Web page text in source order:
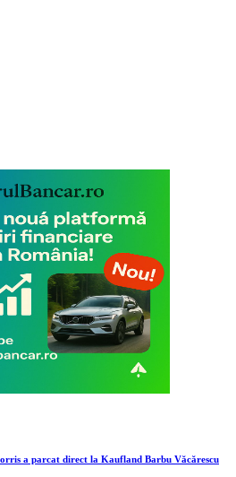
a parcat direct la Kaufland Barbu Văcărescu